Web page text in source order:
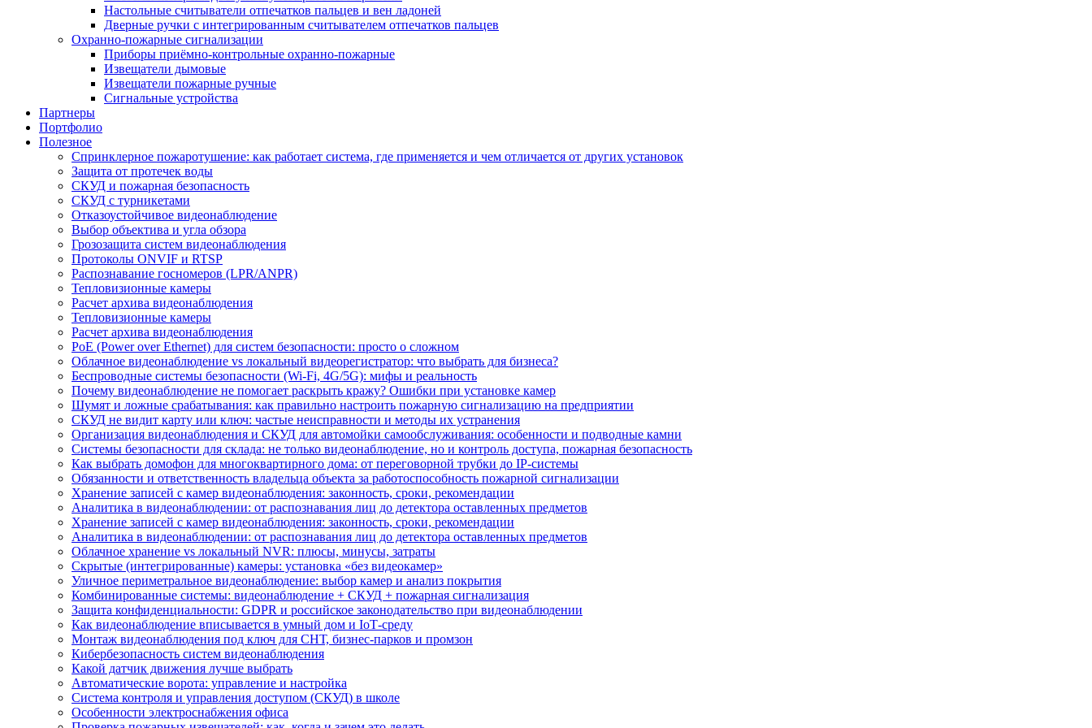
Настольные считыватели отпечатков пальцев и вен ладоней
Дверные ручки с интегрированным считывателем отпечатков пальцев
Охранно-пожарные сигнализации
Приборы приёмно-контрольные охранно-пожарные
Извещатели дымовые
Извещатели пожарные ручные
Сигнальные устройства
Партнеры
Портфолио
Полезное
Спринклерное пожаротушение: как работает система, где применяется и чем отличается от других установок
Защита от протечек воды
СКУД и пожарная безопасность
СКУД с турникетами
Отказоустойчивое видеонаблюдение
Выбор объектива и угла обзора
Грозозащита систем видеонаблюдения
Протоколы ONVIF и RTSP
Распознавание госномеров (LPR/ANPR)
Тепловизионные камеры
Расчет архива видеонаблюдения
Тепловизионные камеры
Расчет архива видеонаблюдения
PoE (Power over Ethernet) для систем безопасности: просто о сложном
Облачное видеонаблюдение vs локальный видеорегистратор: что выбрать для бизнеса?
Беспроводные системы безопасности (Wi-Fi, 4G/5G): мифы и реальность
Почему видеонаблюдение не помогает раскрыть кражу? Ошибки при установке камер
Шумят и ложные срабатывания: как правильно настроить пожарную сигнализацию на предприятии
СКУД не видит карту или ключ: частые неисправности и методы их устранения
Организация видеонаблюдения и СКУД для автомойки самообслуживания: особенности и подводные камни
Системы безопасности для склада: не только видеонаблюдение, но и контроль доступа, пожарная безопасность
Как выбрать домофон для многоквартирного дома: от переговорной трубки до IP-системы
Обязанности и ответственность владельца объекта за работоспособность пожарной сигнализации
Хранение записей с камер видеонаблюдения: законность, сроки, рекомендации
Аналитика в видеонаблюдении: от распознавания лиц до детектора оставленных предметов
Хранение записей с камер видеонаблюдения: законность, сроки, рекомендации
Аналитика в видеонаблюдении: от распознавания лиц до детектора оставленных предметов
Облачное хранение vs локальный NVR: плюсы, минусы, затраты
Скрытые (интегрированные) камеры: установка «без видеокамер»
Уличное периметральное видеонаблюдение: выбор камер и анализ покрытия
Комбинированные системы: видеонаблюдение + СКУД + пожарная сигнализация
Защита конфиденциальности: GDPR и российское законодательство при видеонаблюдении
Как видеонаблюдение вписывается в умный дом и IoT‑среду
Монтаж видеонаблюдения под ключ для СНТ, бизнес‑парков и промзон
Кибербезопасность систем видеонаблюдения
Какой датчик движения лучше выбрать
Автоматические ворота: управление и настройка
Система контроля и управления доступом (СКУД) в школе
Особенности электроснабжения офиса